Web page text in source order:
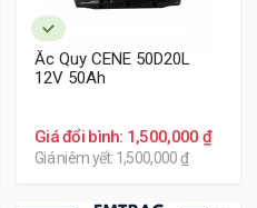
Ắc Quy CENE 50D20L
12V 50Ah
Giá đổi bình: 1,500,000 ₫
Giá niêm yết: 1,500,000 ₫